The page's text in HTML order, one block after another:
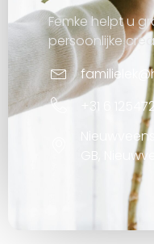
Femke helpt u
persoonlijke
+31 6
GB,